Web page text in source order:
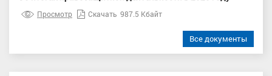
Просмотр Скачать 987.5 Кбайт
Все документы